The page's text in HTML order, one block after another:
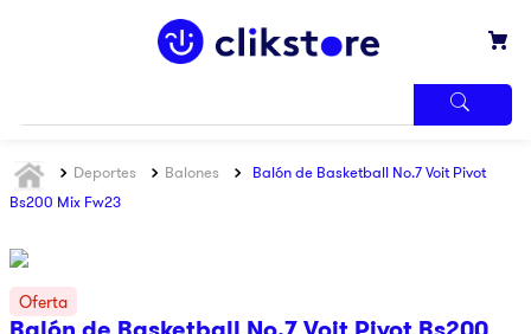
Deportes Balones
Balón de Basketball No.7 Voit Pivot
Bs200 Mix Fw23
MÁS
BUSCADOS
3.